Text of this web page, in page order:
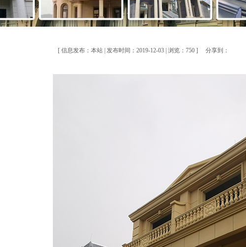
工程业绩
[ 信息发布：本站 | 发布时间：2019-12-03 | 浏览：750 ] 分享到：